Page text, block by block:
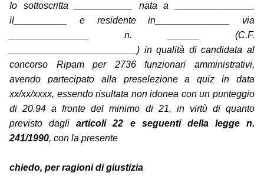
Io sottoscritta ___________ nata a _______________
il__________ e residente in______________ via
_______________ n. ______ (C.F.
________________________) in qualità di candidata al
concorso Ripam per 2736 funzionari amministrativi,
avendo partecipato alla preselezione a quiz in data
xx/xx/xxxx, essendo risultata non idonea con un punteggio
di 20.94 a fronte del minimo di 21, in virtù di quanto
previsto dagliarticoli 22 e seguenti della legge n.
241/1990, con la presente
chiedo, per ragioni di giustizia